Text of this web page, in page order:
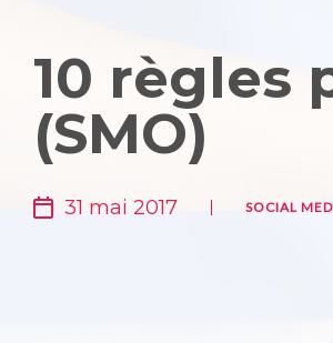
10 règles
(SMO)
31 mai 2017 SOCIAL